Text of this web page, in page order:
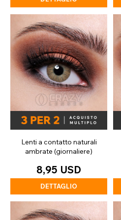
Lenti a contatto naturali
ambrate (giornaliere)
8,95 USD
DETTAGLIO